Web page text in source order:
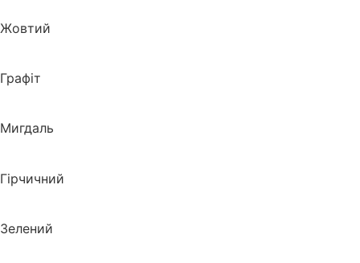
Жовтий
Графіт
Мигдаль
Гірчичний
Зелений